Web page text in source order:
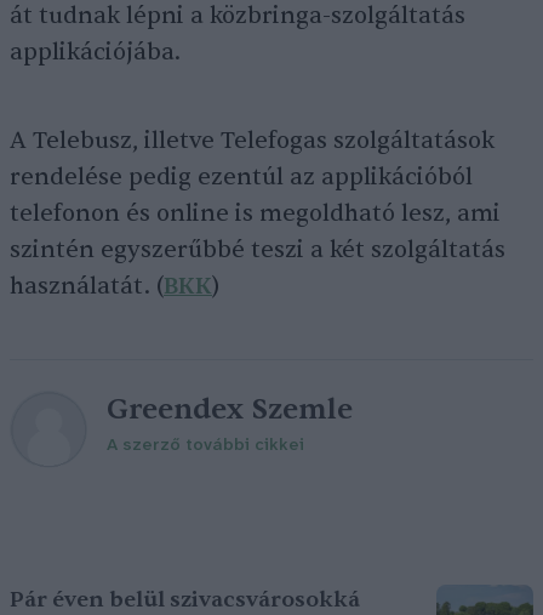
át tudnak lépni a közbringa-szolgáltatás
applikációjába.
A Telebusz, illetve Telefogas szolgáltatások
rendelése pedig ezentúl az applikációból
telefonon és online is megoldható lesz, ami
szintén egyszerűbbé teszi a két szolgáltatás
használatát. (BKK)
Greendex Szemle
A szerző további cikkei
Pár éven belül szivacsvárosokká